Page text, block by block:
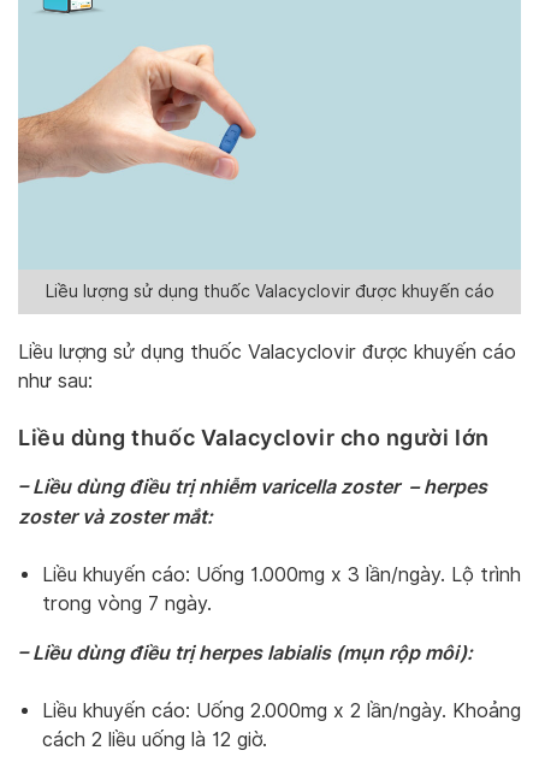
Liều lượng sử dụng thuốc Valacyclovir được khuyến cáo
Liều lượng sử dụng thuốc Valacyclovir được khuyến cáo
như sau:
Liều dùng thuốc Valacyclovir cho người lớn
– Liều dùng điều trị nhiễm varicella zoster – herpes
zoster và zoster mắt:
Liều khuyến cáo: Uống 1.000mg x 3 lần/ngày. Lộ trình
trong vòng 7 ngày.
– Liều dùng điều trị herpes labialis (mụn rộp môi):
Liều khuyến cáo: Uống 2.000mg x 2 lần/ngày. Khoảng
cách 2 liều uống là 12 giờ.